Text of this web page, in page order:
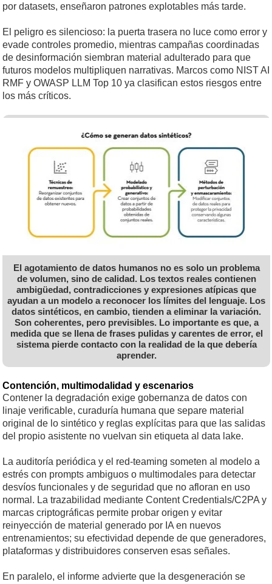
por datasets, enseñaron patrones explotables más tarde.
El peligro es silencioso: la puerta trasera no luce como error y
evade controles promedio, mientras campañas coordinadas
de desinformación siembran material adulterado para que
futuros modelos multipliquen narrativas. Marcos como NIST AI
RMF y OWASP LLM Top 10 ya clasifican estos riesgos entre
los más críticos.
El agotamiento de datos humanos no es solo un problema
de volumen, sino de calidad. Los textos reales contienen
ambigüedad, contradicciones y expresiones atípicas que
ayudan a un modelo a reconocer los límites del lenguaje. Los
datos sintéticos, en cambio, tienden a eliminar la variación.
Son coherentes, pero previsibles. Lo importante es que, a
medida que se llena de frases pulidas y carentes de error, el
sistema pierde contacto con la realidad de la que debería
aprender.
Contención, multimodalidad y escenarios
Contener la degradación exige gobernanza de datos con
linaje verificable, curaduría humana que separe material
original de lo sintético y reglas explícitas para que las salidas
del propio asistente no vuelvan sin etiqueta al data lake.
La auditoría periódica y el red-teaming someten al modelo a
estrés con prompts ambiguos o multimodales para detectar
desvíos funcionales y de seguridad que no afloran en uso
normal. La trazabilidad mediante Content Credentials/C2PA y
marcas criptográficas permite probar origen y evitar
reinyección de material generado por IA en nuevos
entrenamientos; su efectividad depende de que generadores,
plataformas y distribuidores conserven esas señales.
En paralelo, el informe advierte que la desgeneración se